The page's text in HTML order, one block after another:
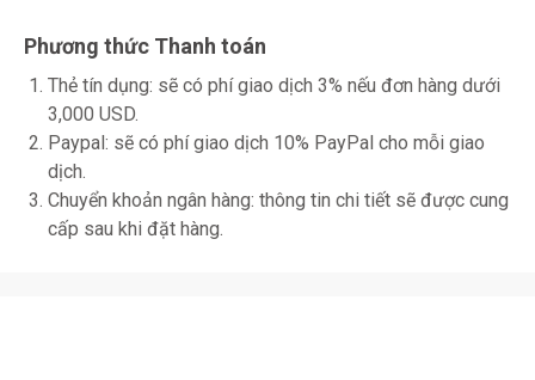
Phương thức Thanh toán
Thẻ tín dụng: sẽ có phí giao dịch 3% nếu đơn hàng dưới
3,000 USD.
Paypal: sẽ có phí giao dịch 10% PayPal cho mỗi giao
dịch.
Chuyển khoản ngân hàng: thông tin chi tiết sẽ được cung
cấp sau khi đặt hàng.